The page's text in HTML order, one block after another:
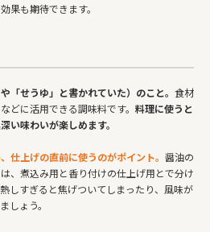
果も期待できます。
「せうゆ」と書かれていた）のこと。 食材
どに活用できる調味料です。 料理に使うと
い味わいが楽しめます。
仕上げの直前に使うのがポイント。 醤油の
、煮込み用と香り付けの仕上げ用とで分け
しすぎると焦げついてしまったり、風味が
しょう。